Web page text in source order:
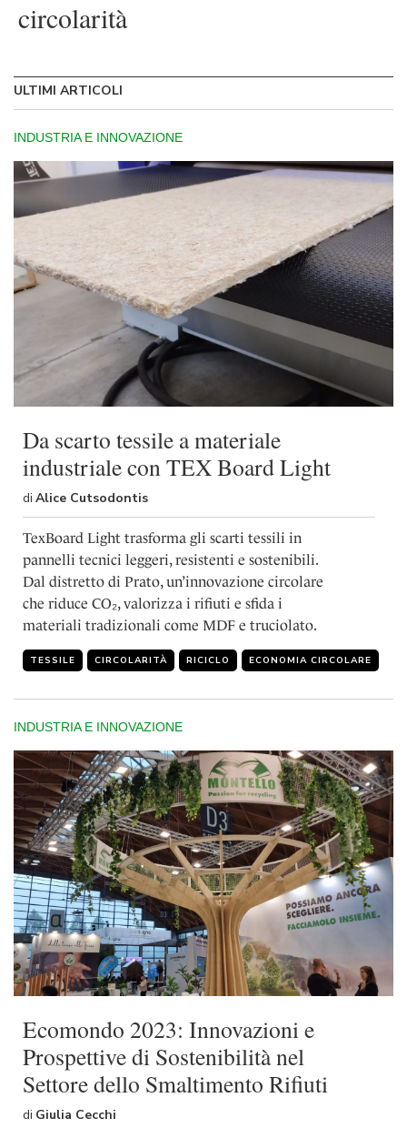
circolarità
ULTIMI ARTICOLI
INDUSTRIA E INNOVAZIONE
Da scarto tessile a materiale
industriale con TEX Board Light
di Alice Cutsodontis
TexBoard Light trasforma gli scarti tessili in
pannelli tecnici leggeri, resistenti e sostenibili.
Dal distretto di Prato, un’innovazione circolare
che riduce CO₂, valorizza i rifiuti e sfida i
materiali tradizionali come MDF e truciolato.
TESSILE CIRCOLARITÀ RICICLO ECONOMIA CIRCOLARE
INDUSTRIA E INNOVAZIONE
Ecomondo 2023: Innovazioni e
Prospettive di Sostenibilità nel
Settore dello Smaltimento Rifiuti
di Giulia Cecchi